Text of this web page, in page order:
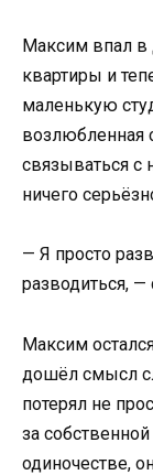
Максим впал в
квартиры и
маленькую
возлюбленная
связываться с
ничего
— Я просто
разводиться,
Максим
дошёл смысл
потерял не
за
одиночестве,